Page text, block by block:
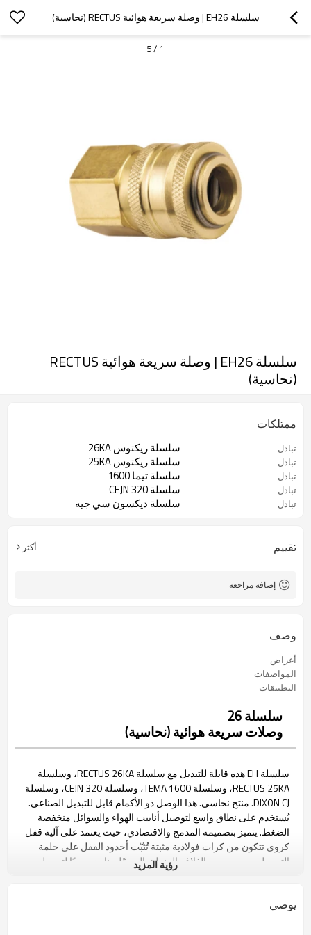
سلسلة EH26 | وصلة سريعة هوائية RECTUS (نحاسية)
1
/
5
سلسلة EH26 | وصلة سريعة هوائية RECTUS
(نحاسية)
ممتلكات
تبادل سلسلة ريكتوس 26KA
تبادل سلسلة ريكتوس 25KA
تبادل سلسلة تيما 1600
تبادل سلسلة CEJN 320
تبادل سلسلة ديكسون سي جيه
تقييم أكثر
إضافة مراجعة
وصف
أغراض
المواصفات
التطبيقات
سلسلة 26
وصلات سريعة هوائية (نحاسية)
سلسلة EH هذه قابلة للتبديل مع سلسلة RECTUS 26KA، وسلسلة
RECTUS 25KA، وسلسلة TEMA 1600، وسلسلة CEJN 320، وسلسلة
DIXON CJ. منتج نحاسي. هذا الوصل ذو الأكمام قابل للتبديل الصناعي.
يُستخدم على نطاق واسع لتوصيل أنابيب الهواء والسوائل منخفضة
الضغط. يتميز بتصميمه المدمج والاقتصادي، حيث يعتمد على آلية قفل
كروي تتكون من كرات فولاذية مثبتة تُثبّت أخدود القفل على حلمة
التوصيل. يجب سحب الغلاف المنزلق المحمّل بنابض يدويًا لتوصيل
الحلمة أو فصلها. تشمل التطبيقات الشائعة: الهواء المضغوط، والماء،
رؤية المزيد
يوصي